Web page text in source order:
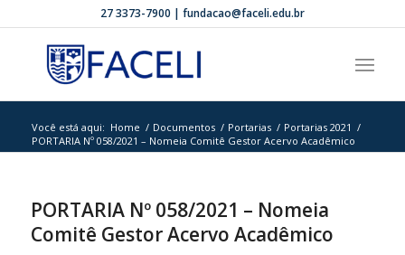
27 3373-7900 | fundacao@faceli.edu.br
Você está aqui: Home / Documentos / Portarias / Portarias 2021 /
PORTARIA Nº 058/2021 – Nomeia Comitê Gestor Acervo Acadêmico
PORTARIA Nº 058/2021 – Nomeia
Comitê Gestor Acervo Acadêmico